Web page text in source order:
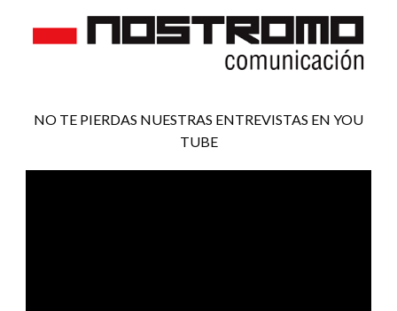
NO TE PIERDAS NUESTRAS ENTREVISTAS EN YOU
TUBE